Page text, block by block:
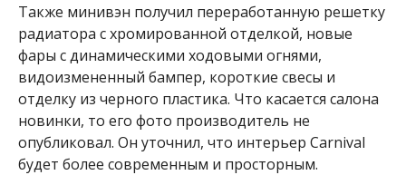
Также минивэн получил переработанную решетку
радиатора с хромированной отделкой, новые
фары с динамическими ходовыми огнями,
видоизмененный бампер, короткие свесы и
отделку из черного пластика. Что касается салона
новинки, то его фото производитель не
опубликовал. Он уточнил, что интерьер Carnival
будет более современным и просторным.